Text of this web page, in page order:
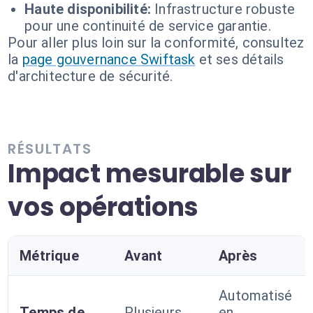
Haute disponibilité: Infrastructure robuste
pour une continuité de service garantie.
Pour aller plus loin sur la conformité, consultez
la page gouvernance Swiftask et ses détails
d'architecture de sécurité.
RÉSULTATS
Impact mesurable sur
vos opérations
Métrique Avant Après
Automatisé